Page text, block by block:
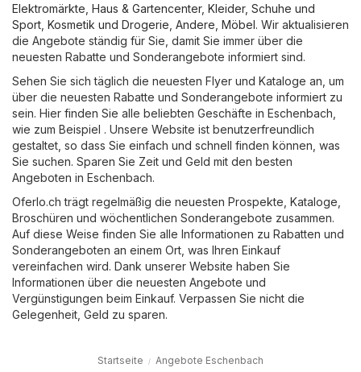
Elektromärkte Haus & Gartencenter, Kleider, Schuhe und
Sport Kosmetik und Drogerie Andere Möbel. Wir aktualisieren
die Angebote ständig für Sie, damit Sie immer über die
neuesten Rabatte und Sonderangebote informiert sind.
Sehen Sie sich täglich die neuesten Flyer und Kataloge an, um
über die neuesten Rabatte und Sonderangebote informiert zu
sein. Hier finden Sie alle beliebten Geschäfte in Eschenbach,
wie zum Beispiel . Unsere Website ist benutzerfreundlich
gestaltet, so dass Sie einfach und schnell finden können, was
Sie suchen. Sparen Sie Zeit und Geld mit den besten
Angeboten in Eschenbach.
Oferlo.ch trägt regelmäßig die neuesten Prospekte, Kataloge,
Broschüren und wöchentlichen Sonderangebote zusammen.
Auf diese Weise finden Sie alle Informationen zu Rabatten und
Sonderangeboten an einem Ort, was Ihren Einkauf
vereinfachen wird. Dank unserer Website haben Sie
Informationen über die neuesten Angebote und
Vergünstigungen beim Einkauf. Verpassen Sie nicht die
Gelegenheit, Geld zu sparen.
Startseite Angebote Eschenbach